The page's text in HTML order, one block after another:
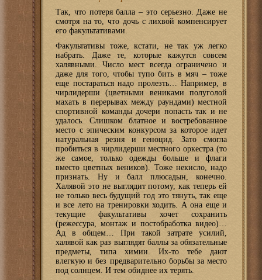
Так, что потеря балла – это серьезно. Даже не
смотря на то, что дочь с лихвой компенсирует
его факультативами.
Факультативы тоже, кстати, не так уж легко
набрать. Даже те, которые кажутся совсем
халявными. Число мест всегда ограничено и
даже для того, чтобы тупо бить в мяч – тоже
еще постараться надо пролезть… Например, в
чирлидерши (цветными вениками полуголой
махать в перерывах между раундами) местной
спортивной команды дочери попасть так и не
удалось. Слишком блатное и востребованное
место с эпическим конкурсом за которое идет
натуральная резня и геноцид. Зато смогла
пробиться в чирлидерши местного оркестра (то
же самое, только одежды больше и флаги
вместо цветных веников). Тоже некисло, надо
признать. Ну и балл плюсадын, конечно.
Халявой это не выглядит потому, как теперь ей
не только весь будущий год это тянуть, так еще
и все лето на тренировки ходить. А она еще и
текущие факультативы хочет сохранить
(режессура, монтаж и постобработка видео)…
Ад в общем… При такой затрате усилий,
халявой как раз выглядят баллы за обязательные
предметы, типа химии. Их-то тебе дают
влегкую и без предварительно борьбы за место
под солнцем. И тем обиднее их терять.